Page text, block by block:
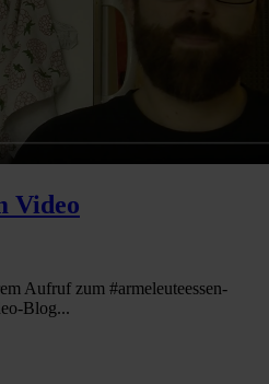
Video
Aufruf zum #armeleuteessen-
Blog...